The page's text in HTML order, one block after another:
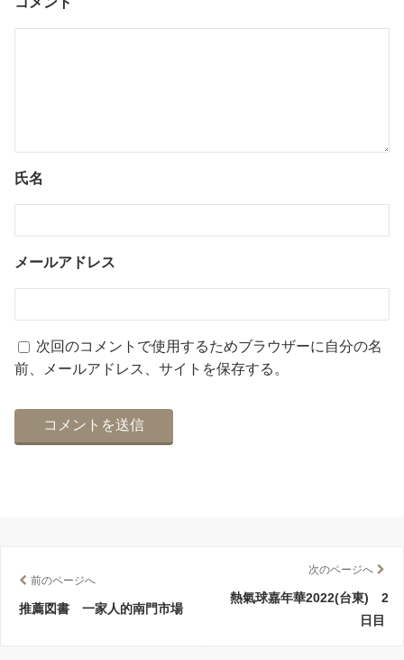
氏名
メールアドレス
次回のコメントで使用するためブラウザーに自分の名
前、メールアドレス、サイトを保存する。
前のページへ
推薦図書 一家人的南門市場
次のページへ
熱氣球嘉年華2022(台東) 2
日目